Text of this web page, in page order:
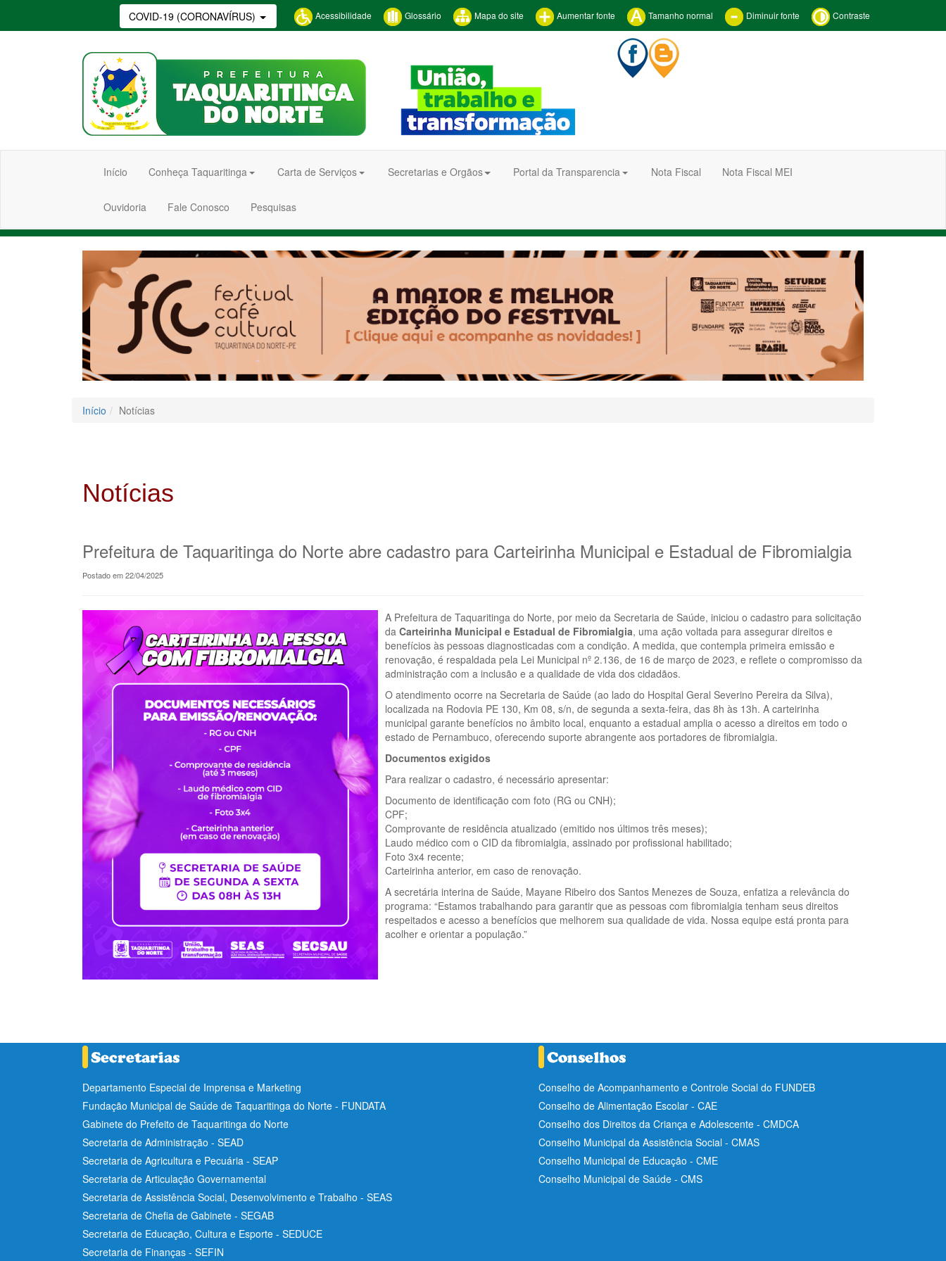
COVID-19 (CORONAVÍRUS) Acessibilidade Glossário Mapa do site Aumentar fonte Tamanho normal Diminuir fonte Contraste
Início Conheça Taquaritinga Carta de Serviços Secretarias e Orgãos Portal da Transparencia Nota Fiscal Nota Fiscal MEI
Ouvidoria Fale Conosco Pesquisas
Início Notícias
Notícias
Prefeitura de Taquaritinga do Norte abre cadastro para Carteirinha Municipal e Estadual de Fibromialgia
Postado em 22/04/2025
A Prefeitura de Taquaritinga do Norte, por meio da Secretaria de Saúde, iniciou o cadastro para solicitação
da Carteirinha Municipal e Estadual de Fibromialgia, uma ação voltada para assegurar direitos e
benefícios às pessoas diagnosticadas com a condição. A medida, que contempla primeira emissão e
renovação, é respaldada pela Lei Municipal nº 2.136, de 16 de março de 2023, e reflete o compromisso da
administração com a inclusão e a qualidade de vida dos cidadãos.
O atendimento ocorre na Secretaria de Saúde (ao lado do Hospital Geral Severino Pereira da Silva),
localizada na Rodovia PE 130, Km 08, s/n, de segunda a sexta-feira, das 8h às 13h. A carteirinha
municipal garante benefícios no âmbito local, enquanto a estadual amplia o acesso a direitos em todo o
estado de Pernambuco, oferecendo suporte abrangente aos portadores de fibromialgia.
Documentos exigidos
Para realizar o cadastro, é necessário apresentar:
Documento de identificação com foto (RG ou CNH);
CPF;
Comprovante de residência atualizado (emitido nos últimos três meses);
Laudo médico com o CID da fibromialgia, assinado por profissional habilitado;
Foto 3x4 recente;
Carteirinha anterior, em caso de renovação.
A secretária interina de Saúde, Mayane Ribeiro dos Santos Menezes de Souza, enfatiza a relevância do
programa: “Estamos trabalhando para garantir que as pessoas com fibromialgia tenham seus direitos
respeitados e acesso a benefícios que melhorem sua qualidade de vida. Nossa equipe está pronta para
acolher e orientar a população.”
Departamento Especial de Imprensa e Marketing
Fundação Municipal de Saúde de Taquaritinga do Norte - FUNDATA
Gabinete do Prefeito de Taquaritinga do Norte
Secretaria de Administração - SEAD
Secretaria de Agricultura e Pecuária - SEAP
Secretaria de Articulação Governamental
Secretaria de Assistência Social, Desenvolvimento e Trabalho - SEAS
Secretaria de Chefia de Gabinete - SEGAB
Secretaria de Educação, Cultura e Esporte - SEDUCE
Secretaria de Finanças - SEFIN
Conselho de Acompanhamento e Controle Social do FUNDEB
Conselho de Alimentação Escolar - CAE
Conselho dos Direitos da Criança e Adolescente - CMDCA
Conselho Municipal da Assistência Social - CMAS
Conselho Municipal de Educação - CME
Conselho Municipal de Saúde - CMS